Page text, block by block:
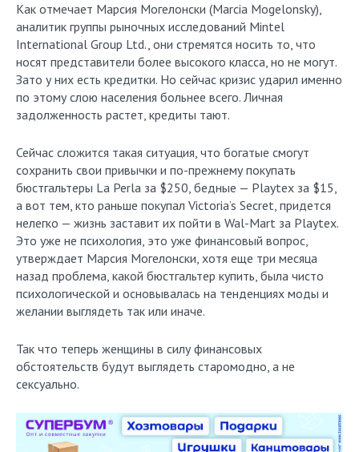
Как отмечает Марсия Могелонски (Marcia Mogelonsky),
аналитик группы рыночных исследований Mintel
International Group Ltd., они стремятся носить то, что
носят представители более высокого класса, но не могут.
Зато у них есть кредитки. Но сейчас кризис ударил именно
по этому слою населения больнее всего. Личная
задолженность растет, кредиты тают.
Сейчас сложится такая ситуация, что богатые смогут
сохранить свои привычки и по-прежнему покупать
бюстгальтеры La Perla за $250, бедные — Playtex за $15,
а вот тем, кто раньше покупал Victoria’s Secret, придется
нелегко — жизнь заставит их пойти в Wal-Mart за Playtex.
Это уже не психология, это уже финансовый вопрос,
утверждает Марсия Могелонски, хотя еще три месяца
назад проблема, какой бюстгальтер купить, была чисто
психологической и основывалась на тенденциях моды и
желании выглядеть так или иначе.
Так что теперь женщины в силу финансовых
обстоятельств будут выглядеть старомодно, а не
сексуально.